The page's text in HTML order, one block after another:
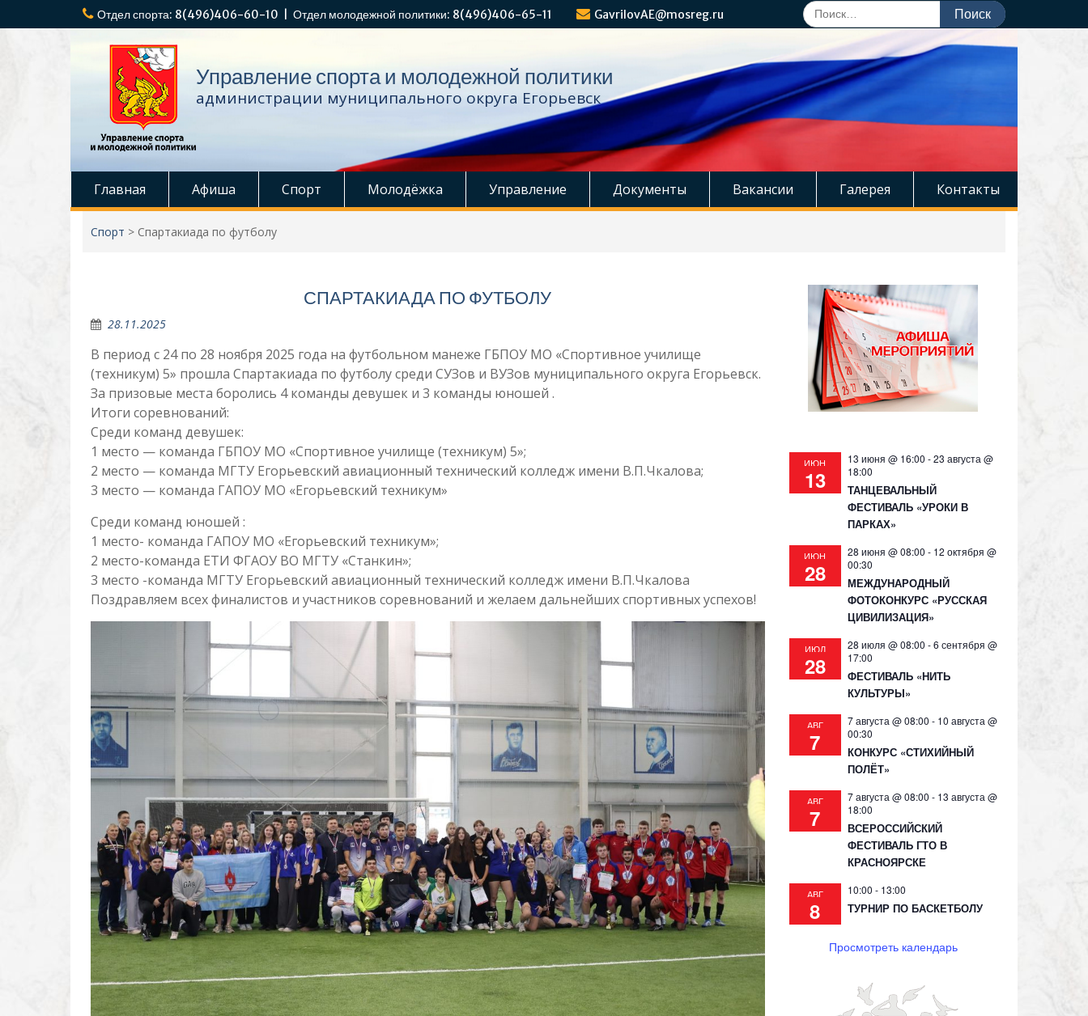
к
Отдел спорта: 8(496)406-60-10 | Отдел молодежной политики: 8(496)406-65-11 GavrilovAE@mosreg.ru
Поиск
по:
Управление спорта и молодежной политики
администрации муниципального округа Егорьевск
Главная Афиша Спорт Молодёжка Управление Документы Вакансии Галерея Контакты
Спорт > Спартакиада по футболу
СПАРТАКИАДА ПО ФУТБОЛУ
28.11.2025
В период с 24 по 28 ноября 2025 года на футбольном манеже ГБПОУ МО «Спортивное училище
(техникум) 5» прошла Спартакиада по футболу среди СУЗов и ВУЗов муниципального округа Егорьевск.
За призовые места боролись 4 команды девушек и 3 команды юношей .
Итоги соревнований:
Среди команд девушек:
1 место — команда ГБПОУ МО «Спортивное училище (техникум) 5»;
2 место — команда МГТУ Егорьевский авиационный технический колледж имени В.П.Чкалова;
3 место — команда ГАПОУ МО «Егорьевский техникум»
Среди команд юношей :
1 место- команда ГАПОУ МО «Егорьевский техникум»;
2 место-команда ЕТИ ФГАОУ ВО МГТУ «Станкин»;
3 место -команда МГТУ Егорьевский авиационный технический колледж имени В.П.Чкалова
Поздравляем всех финалистов и участников соревнований и желаем дальнейших спортивных успехов!
ИЮН
13
13 июня @ 16:00 -23 августа @
18:00
ТАНЦЕВАЛЬНЫЙ
ФЕСТИВАЛЬ «УРОКИ В
ПАРКАХ»
ИЮН
28
28 июня @ 08:00 - 12 октября @
00:30
МЕЖДУНАРОДНЫЙ
ФОТОКОНКУРС «РУССКАЯ
ЦИВИЛИЗАЦИЯ»
ИЮЛ
28
28 июля @ 08:00 -6 сентября @
17:00
ФЕСТИВАЛЬ «НИТЬ
КУЛЬТУРЫ»
АВГ
7
7 августа @ 08:00 - 10 августа @
00:30
КОНКУРС «СТИХИЙНЫЙ
ПОЛЁТ»
АВГ
7
7 августа @ 08:00 - 13 августа @
18:00
ВСЕРОССИЙСКИЙ
ФЕСТИВАЛЬ ГТО В
КРАСНОЯРСКЕ
АВГ
8
10:00 - 13:00
ТУРНИР ПО БАСКЕТБОЛУ
Просмотреть календарь